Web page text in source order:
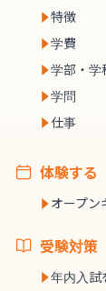
特徴
学費
学部・学
学問
仕事
体験する
オープン
受験対策
年内入試